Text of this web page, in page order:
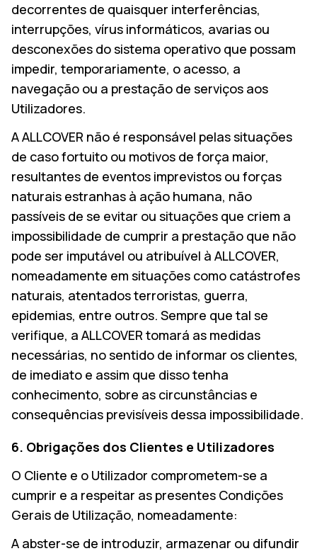
decorrentes de quaisquer interferências,
interrupções, vírus informáticos, avarias ou
desconexões do sistema operativo que possam
impedir, temporariamente, o acesso, a
navegação ou a prestação de serviços aos
Utilizadores.
A ALLCOVER não é responsável pelas situações
de caso fortuito ou motivos de força maior,
resultantes de eventos imprevistos ou forças
naturais estranhas à ação humana, não
passíveis de se evitar ou situações que criem a
impossibilidade de cumprir a prestação que não
pode ser imputável ou atribuível à ALLCOVER,
nomeadamente em situações como catástrofes
naturais, atentados terroristas, guerra,
epidemias, entre outros. Sempre que tal se
verifique, a ALLCOVER tomará as medidas
necessárias, no sentido de informar os clientes,
de imediato e assim que disso tenha
conhecimento, sobre as circunstâncias e
consequências previsíveis dessa impossibilidade.
6. Obrigações dos Clientes e Utilizadores
O Cliente e o Utilizador comprometem-se a
cumprir e a respeitar as presentes Condições
Gerais de Utilização, nomeadamente:
A abster-se de introduzir, armazenar ou difundir